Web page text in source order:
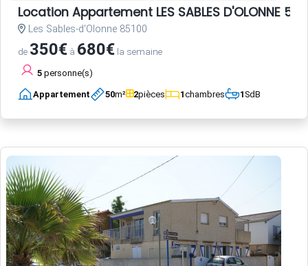
Location Appartement LES SABLES D'OLONNE 5
Les Sables-d'Olonne 85100
de 350€ à 680€ la semaine
5 personne(s)
Appartement 50m² 2pièces 1chambres 1SdB